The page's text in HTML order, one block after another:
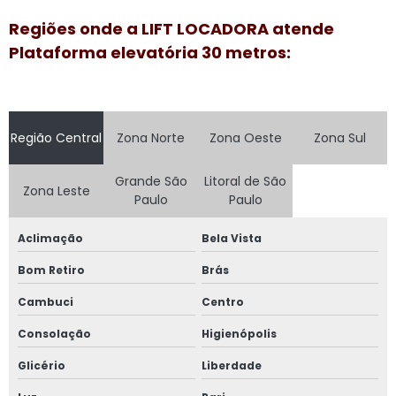
Plataforma elevatória preço aluguel
Plataforma elevatória tesoura 15m
Plataforma elevatória tesoura aluguel
Plataforma elevatória tesoura locação
Plataforma pantográfica aluguel
Plataforma tesoura aluguel
Plataforma tesoura aluguel preço
Plataforma tesoura locação
Plataformas aéreas locação
Regiões onde a LIFT LOCADORA atende
Plataforma elevatória 30 metros:
Região Central Zona Norte Zona Oeste Zona Sul
Zona Leste
Grande São
Paulo
Litoral de São
Paulo
Aclimação Bela Vista
Bom Retiro Brás
Cambuci Centro
Consolação Higienópolis
Glicério Liberdade